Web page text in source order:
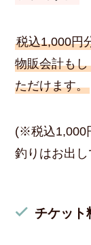
税込1,000円
物販会計も
ただけます。
(※税込1,000
釣りはお出
チケット